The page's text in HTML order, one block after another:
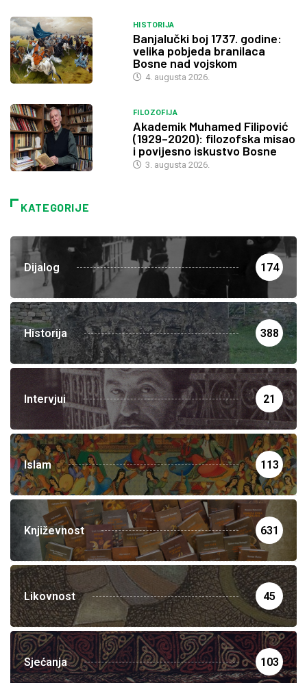
HISTORIJA
Banjalučki boj 1737. godine:
velika pobjeda branilaca
Bosne nad vojskom
4. augusta 2026.
FILOZOFIJA
Akademik Muhamed Filipović
(1929–2020): filozofska misao
i povijesno iskustvo Bosne
3. augusta 2026.
KATEGORIJE
Dijalog 174
Historija 388
Intervjui 21
Islam 113
Književnost 631
Likovnost 45
Sjećanja 103